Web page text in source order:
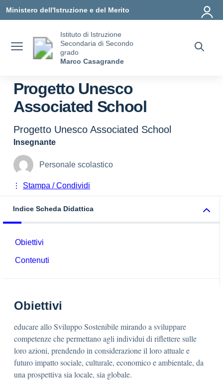
Ministero dell'Istruzione e del Merito
Istituto di Istruzione
Secondaria di Secondo
grado
Marco Casagrande
Progetto Unesco
Associated School
Progetto Unesco Associated School
Insegnante
Personale scolastico
Stampa / Condividi
Indice Scheda Didattica
Obiettivi
Contenuti
Obiettivi
educare allo Sviluppo Sostenibile mirando a sviluppare
competenze che permettano agli individui di riflettere sulle
loro azioni, prendendo in considerazione il loro attuale e
futuro impatto sociale, culturale, economico e ambientale, da
una prospettiva sia locale, sia globale.